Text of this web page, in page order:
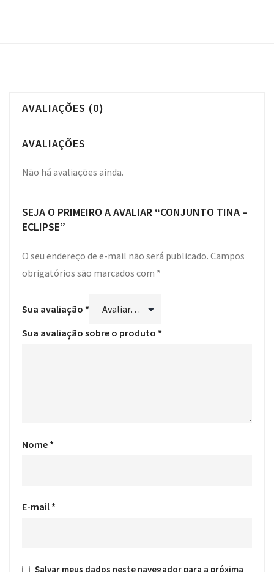
AVALIAÇÕES (0)
AVALIAÇÕES
Não há avaliações ainda.
SEJA O PRIMEIRO A AVALIAR “CONJUNTO TINA –
ECLIPSE”
O seu endereço de e-mail não será publicado. Campos
obrigatórios são marcados com *
Sua avaliação *
Sua avaliação sobre o produto *
Nome *
E-mail *
Salvar meus dados neste navegador para a próxima